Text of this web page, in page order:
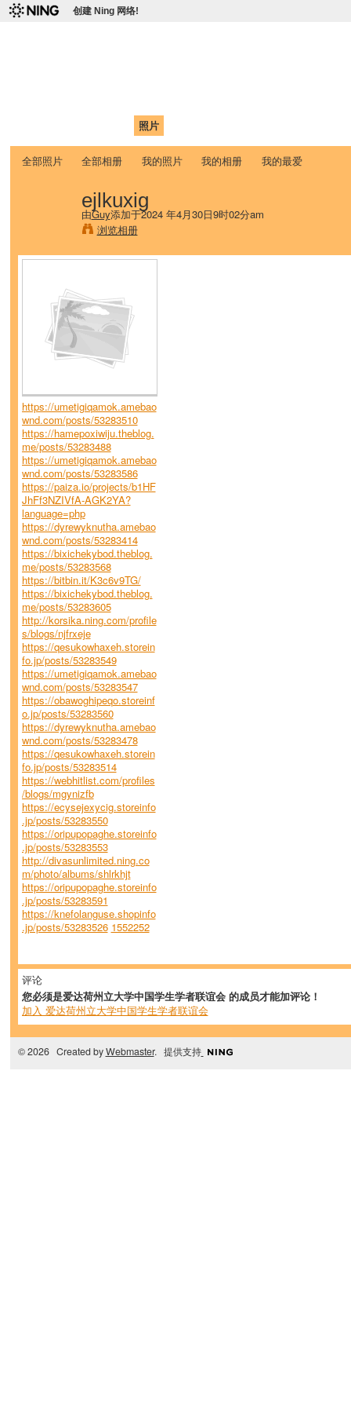
创建 Ning 网络!
照片
全部照片 全部相册 我的照片 我的相册 我的最爱
ejlkuxig
由Guy添加于2024 年4月30日9时02分am
浏览相册
https://umetigiqamok.amebao
wnd.com/posts/53283510
https://hamepoxiwiju.theblog.
me/posts/53283488
https://umetigiqamok.amebao
wnd.com/posts/53283586
https://paiza.io/projects/b1HF
JhFf3NZIVfA-AGK2YA?
language=php
https://dyrewyknutha.amebao
wnd.com/posts/53283414
https://bixichekybod.theblog.
me/posts/53283568
https://bitbin.it/K3c6v9TG/
https://bixichekybod.theblog.
me/posts/53283605
http://korsika.ning.com/profile
s/blogs/njfrxeje
https://qesukowhaxeh.storein
fo.jp/posts/53283549
https://umetigiqamok.amebao
wnd.com/posts/53283547
https://obawoghipeqo.storeinf
o.jp/posts/53283560
https://dyrewyknutha.amebao
wnd.com/posts/53283478
https://qesukowhaxeh.storein
fo.jp/posts/53283514
https://webhitlist.com/profiles
/blogs/mgynizfb
https://ecysejexycig.storeinfo
.jp/posts/53283550
https://oripupopaghe.storeinfo
.jp/posts/53283553
http://divasunlimited.ning.co
m/photo/albums/shlrkhjt
https://oripupopaghe.storeinfo
.jp/posts/53283591
https://knefolanguse.shopinfo
.jp/posts/53283526 1552252
评论
您必须是爱达荷州立大学中国学生学者联谊会 的成员才能加评论！
加入 爱达荷州立大学中国学生学者联谊会
© 2026 Created byWebmaster. 提供支持